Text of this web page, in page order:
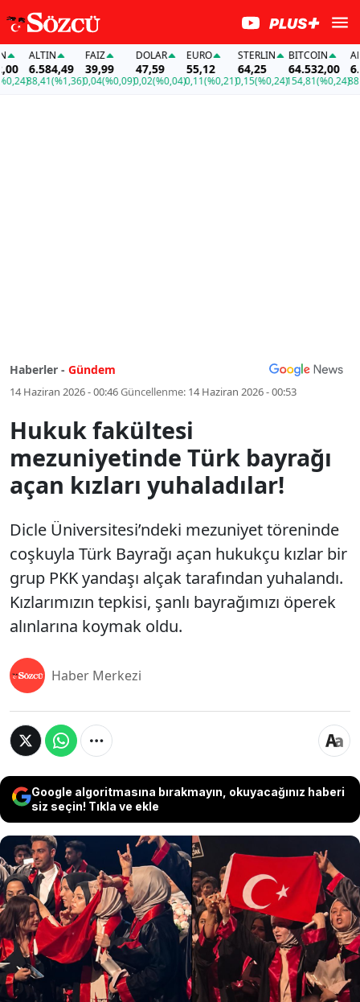
ALTIN
6.584,49
88,41(%1,36)
FAİZ
39,99
0,04(%0,09)
DOLAR
47,59
0,02(%0,04)
EURO
55,12
0,11(%0,21)
STERLIN
64,25
0,15(%0,24)
BITCOIN
64.532,00
154,81(%0,24)88,41
Haberler - Gündem
14 Haziran 2026 - 00:46Güncellenme: 14 Haziran 2026 - 00:53
Hukuk fakültesi
mezuniyetinde Türk bayrağı
açan kızları yuhaladılar!
Dicle Üniversitesi’ndeki mezuniyet töreninde
coşkuyla Türk Bayrağı açan hukukçu kızlar bir
grup PKK yandaşı alçak tarafından yuhalandı.
Kızlarımızın tepkisi, şanlı bayrağımızı öperek
alınlarına koymak oldu.
Haber Merkezi
Google algoritmasına bırakmayın, okuyacağınız haberi
siz seçin! Tıkla ve ekle
Dicle Üniversitesi’ndeki mezuniyet töreninde
coşkuyla Türk Bayrağı açan hukukçu kızlar bir
grup PKK yandaşı alçak tarafından yuhalandı.
Kızlarımızın tepkisi, şanlı bayrağımızı öperek
alınlarına koymak oldu.